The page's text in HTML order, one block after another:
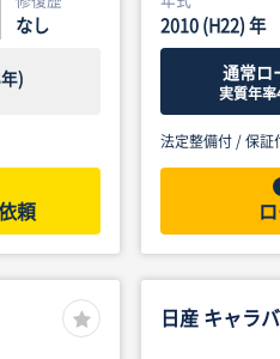
なし
年)
頼
2010 (H22) 年
通常ロ
実質年
法定整備付 /保証
日産 キャラ